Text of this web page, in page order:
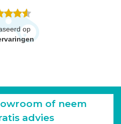
op
of neem
advies